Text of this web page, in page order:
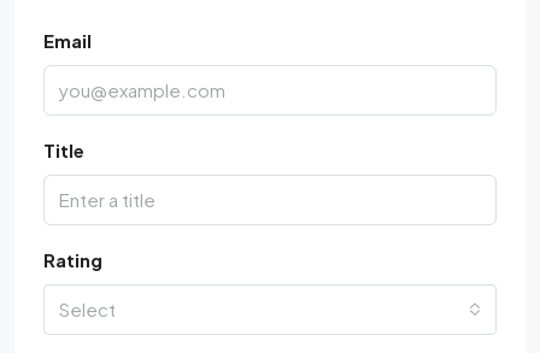
Email
Title
Rating
Select